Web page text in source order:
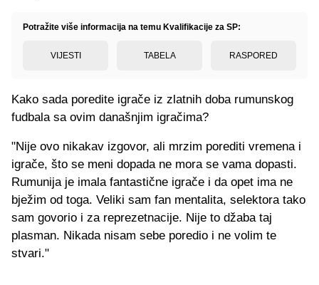
Potražite više informacija na temu Kvalifikacije za SP:
VIJESTI TABELA RASPORED
Kako sada poredite igrače iz zlatnih doba rumunskog
fudbala sa ovim današnjim igračima?
"Nije ovo nikakav izgovor, ali mrzim porediti vremena i
igrače, što se meni dopada ne mora se vama dopasti.
Rumunija je imala fantastične igrače i da opet ima ne
bježim od toga. Veliki sam fan mentalita, selektora tako
sam govorio i za reprezetnacije. Nije to džaba taj
plasman. Nikada nisam sebe poredio i ne volim te
stvari."